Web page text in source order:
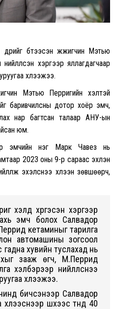
бүтээсэн жүжигчин Мэтью
хэргээр яллагдагчаар
хүлээжээ.
Мэтью Перригийн үхэлтэй
баривчилсны дотор хоёр эмч,
нар багтсан талаар АНУ-ын
юм.
эмчийн нэг Марк Чавез нь
2023 оны 9-р сараас эхлэн
эхэлснээ хүлээн зөвшөөрч,
үхэлд хүргэсэн хэргээр
эмч болох Салвадор
кетаминыг тарилга
автомашины зогсоол
гадна хувийн туслахад нь
зааж өгч, М.Перрид
хэлбэрээр нийлүүлснээ
хүлээжээ.
бичсэнээр Салвадор
шүүхээс түүнд 40